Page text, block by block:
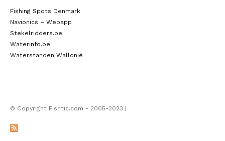
Fishing Spots Denmark
Navionics – Webapp
Stekelridders.be
Waterinfo.be
Waterstanden Wallonië
© Copyright Fishtic.com - 2005-2023